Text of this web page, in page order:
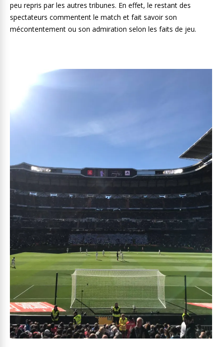
peu repris par les autres tribunes. En effet, le restant des
spectateurs commentent le match et fait savoir son
mécontentement ou son admiration selon les faits de jeu.